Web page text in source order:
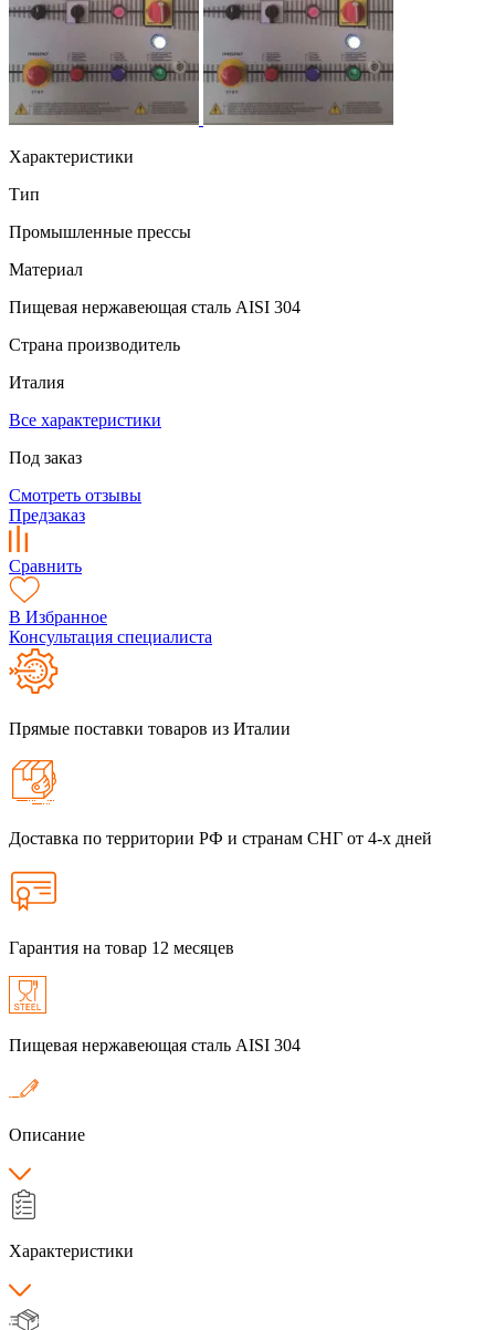
Характеристики
Тип
Промышленные прессы
Материал
Пищевая нержавеющая сталь AISI 304
Страна производитель
Италия
Все характеристики
Под заказ
Смотреть отзывы
Предзаказ
Сравнить
В Избранное
Консультация специалиста
Прямые поставки товаров из Италии
Доставка по территории РФ и странам СНГ от 4-х дней
Гарантия на товар 12 месяцев
Пищевая нержавеющая сталь AISI 304
Описание
Характеристики